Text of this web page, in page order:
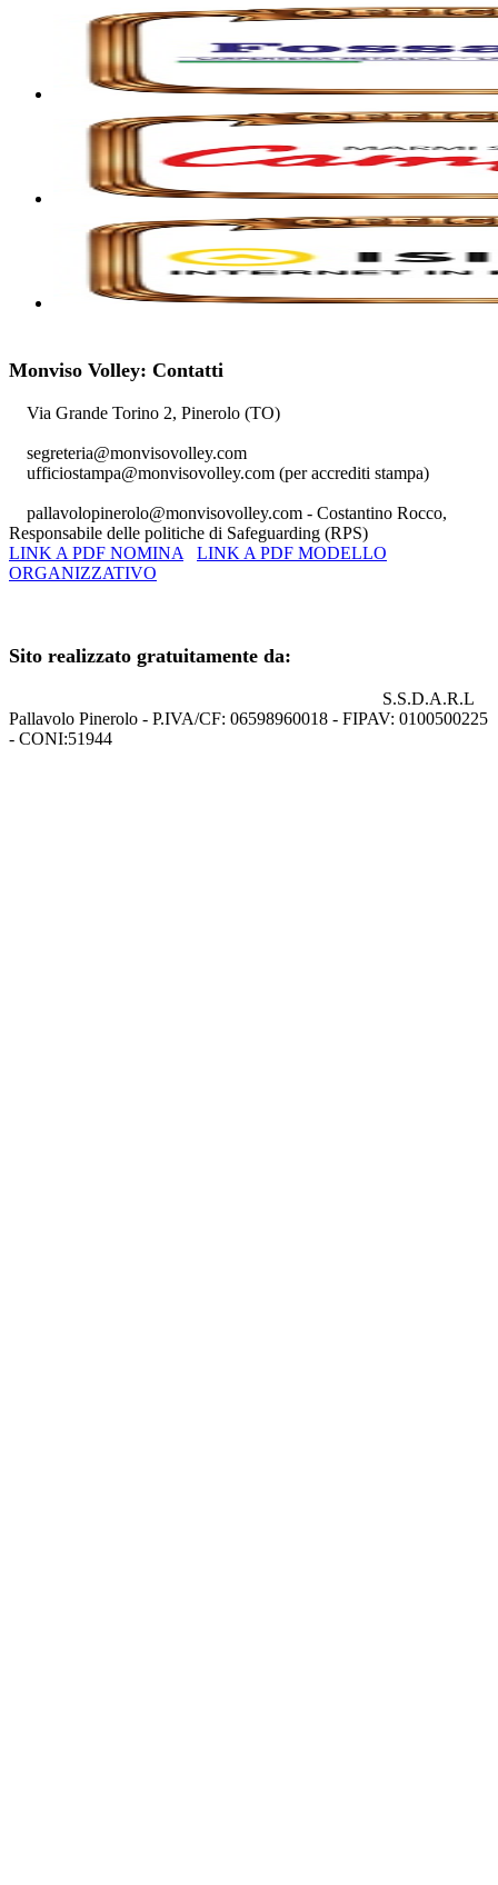
Monviso Volley: Contatti
Via Grande Torino 2, Pinerolo (TO)
segreteria@monvisovolley.com
ufficiostampa@monvisovolley.com (per accrediti stampa)
pallavolopinerolo@monvisovolley.com - Costantino Rocco,
Responsabile delle politiche di Safeguarding (RPS)
LINK A PDF NOMINA
LINK A PDF MODELLO
ORGANIZZATIVO
Sito realizzato gratuitamente da:
S.S.D.A.R.L
Pallavolo Pinerolo - P.IVA/CF: 06598960018 - FIPAV: 0100500225
- CONI:51944